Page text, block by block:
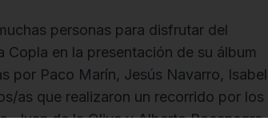
personas para disfrutar del
en la presentación de su álbum
por Paco Marín, Jesús Navarro, Isabel
as que realizaron un recorrido por los